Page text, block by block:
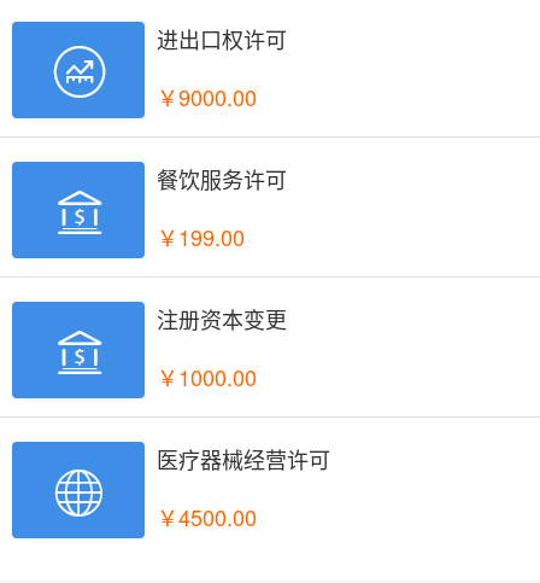

进出口权许可
￥9000.00

餐饮服务许可
￥199.00

注册资本变更
￥1000.00

医疗器械经营许可
￥4500.00